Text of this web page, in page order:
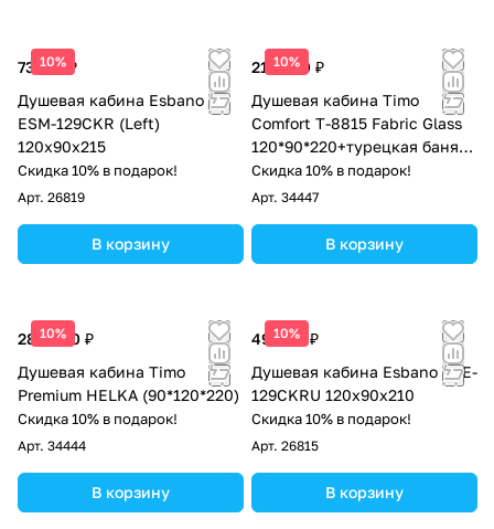
10%
73 313 ₽
Душевая кабина Esbano
ESM-129CKR (Left)
120х90х215
Скидка 10% в подарок!
Арт. 26819
В корзину
10%
212 400 ₽
Душевая кабина Timo
Comfort T-8815 Fabric Glass
120*90*220+турецкая баня
хамам+стульчик прозрачный
Скидка 10% в подарок!
Арт. 34447
В корзину
10%
289 900 ₽
Душевая кабина Timo
Premium HELKA (90*120*220)
Скидка 10% в подарок!
Арт. 34444
В корзину
10%
49 088 ₽
Душевая кабина Esbano ESE-
129CKRU 120х90х210
Скидка 10% в подарок!
Арт. 26815
В корзину